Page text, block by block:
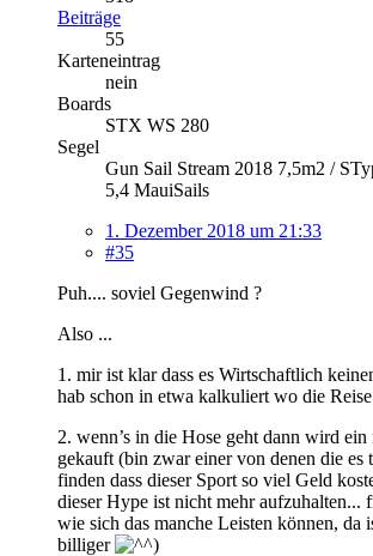
Beiträge
55
Karteneintrag
nein
Boards
STX WS 280
Segel
Gun Sail Stream 2018 7,5m2 /
5,4 MauiSails
1. Dezember 2018 um 21:33
#35
Puh.... soviel Gegenwind ?
Also ...
1. mir ist klar dass es Wirtschaftlich
hab schon in etwa kalkuliert wo die
2. wenn’s in die Hose geht dann wird ein
gekauft (bin zwar einer von denen die es
finden dass dieser Sport so viel Geld
dieser Hype ist nicht mehr aufzuhalten...
wie sich das manche Leisten können, da
billiger
)